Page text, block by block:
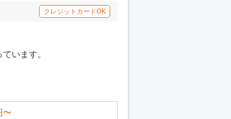
クレジットカードOK
います。
〜